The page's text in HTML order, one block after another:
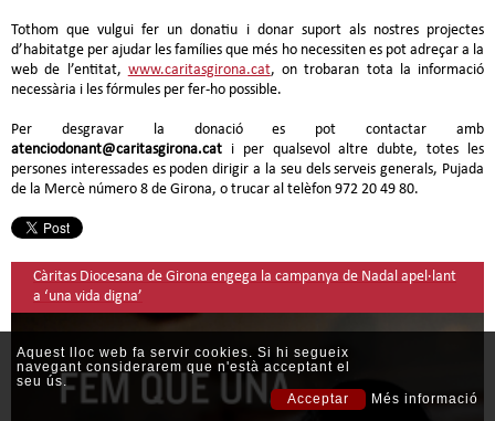
Tothom que vulgui fer un donatiu i donar suport als nostres projectes
d’habitatge per ajudar les famílies que més ho necessiten es pot adreçar a la
web de l’entitat, www.caritasgirona.cat, on trobaran tota la informació
necessària i les fórmules per fer-ho possible.
Per desgravar la donació es pot contactar amb
atenciodonant@caritasgirona.cat i per qualsevol altre dubte, totes les
persones interessades es poden dirigir a la seu dels serveis generals, Pujada
de la Mercè número 8 de Girona, o trucar al telèfon 972 20 49 80.
Càritas Diocesana de Girona engega la campanya de Nadal apel·lant
a ‘una vida digna’
Aquest lloc web fa servir cookies. Si hi segueix
navegant considerarem que n'està acceptant el
seu ús.
Acceptar
Més informació